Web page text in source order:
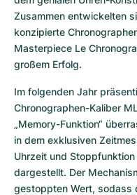
Zusammen entwickelten
konzipierte
Masterpiece Le
großem Erfolg.
Im folgenden Jahr
Chronographen-Kaliber
„Memory-Funktion“
in dem exklusiven
Uhrzeit und
dargestellt. Der
gestoppten Wert, sodass